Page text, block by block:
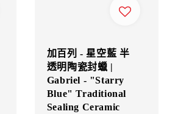
加百列 - 星空藍 半
透明陶瓷封蠟 |
Gabriel - "Starry
Blue" Traditional
Sealing Ceramic